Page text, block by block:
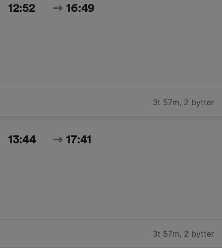
12:52 16:49
3t 57m, 2 bytter
13:44 17:41
3t 57m, 2 bytter